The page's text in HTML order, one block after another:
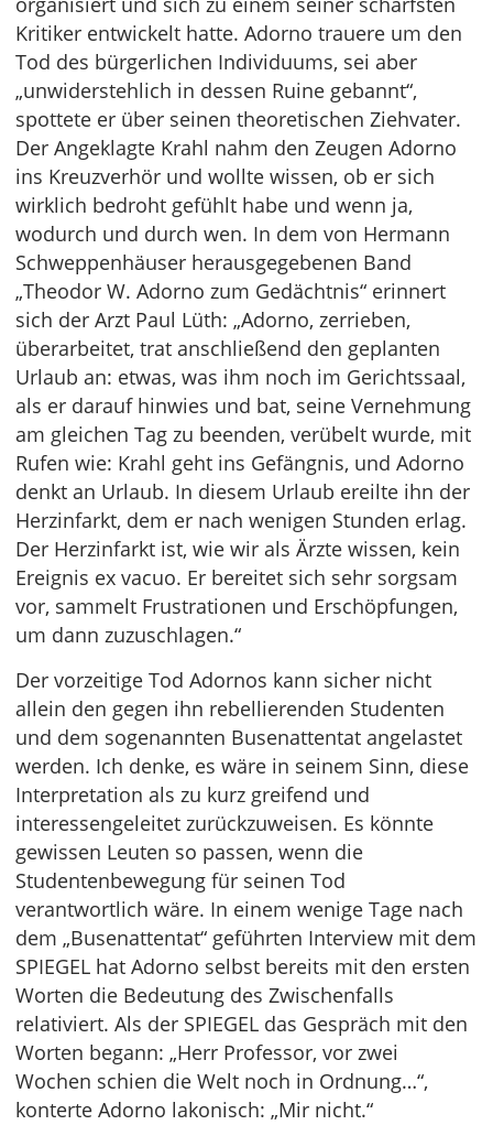
Kritiker entwickelt hatte. Adorno trauere um den
Tod des bürgerlichen Individuums, sei aber
„unwiderstehlich in dessen Ruine gebannt“,
spottete er über seinen theoretischen Ziehvater.
Der Angeklagte Krahl nahm den Zeugen Adorno
ins Kreuzverhör und wollte wissen, ob er sich
wirklich bedroht gefühlt habe und wenn ja,
wodurch und durch wen. In dem von Hermann
Schweppenhäuser herausgegebenen Band
„Theodor W. Adorno zum Gedächtnis“ erinnert
sich der Arzt Paul Lüth: „Adorno, zerrieben,
überarbeitet, trat anschließend den geplanten
Urlaub an: etwas, was ihm noch im Gerichtssaal,
als er darauf hinwies und bat, seine Vernehmung
am gleichen Tag zu beenden, verübelt wurde, mit
Rufen wie: Krahl geht ins Gefängnis, und Adorno
denkt an Urlaub. In diesem Urlaub ereilte ihn der
Herzinfarkt, dem er nach wenigen Stunden erlag.
Der Herzinfarkt ist, wie wir als Ärzte wissen, kein
Ereignis ex vacuo. Er bereitet sich sehr sorgsam
vor, sammelt Frustrationen und Erschöpfungen,
um dann zuzuschlagen.“
Der vorzeitige Tod Adornos kann sicher nicht
allein den gegen ihn rebellierenden Studenten
und dem sogenannten Busenattentat angelastet
werden. Ich denke, es wäre in seinem Sinn, diese
Interpretation als zu kurz greifend und
interessengeleitet zurückzuweisen. Es könnte
gewissen Leuten so passen, wenn die
Studentenbewegung für seinen Tod
verantwortlich wäre. In einem wenige Tage nach
dem „Busenattentat“ geführten Interview mit dem
SPIEGEL hat Adorno selbst bereits mit den ersten
Worten die Bedeutung des Zwischenfalls
relativiert. Als der SPIEGEL das Gespräch mit den
Worten begann: „Herr Professor, vor zwei
Wochen schien die Welt noch in Ordnung…“,
konterte Adorno lakonisch: „Mir nicht.“